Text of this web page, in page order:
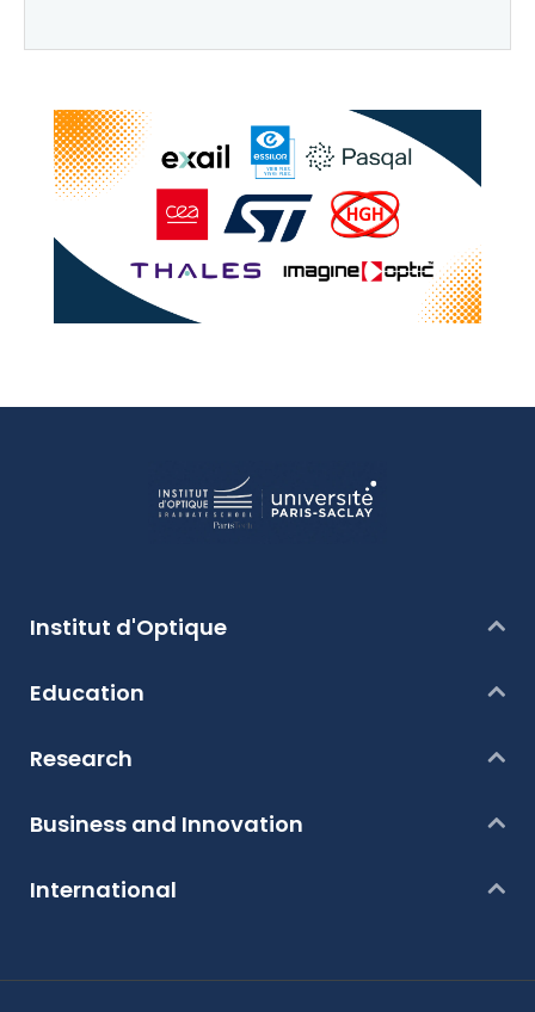
Institut d'Optique
Education
Research
Business and Innovation
International